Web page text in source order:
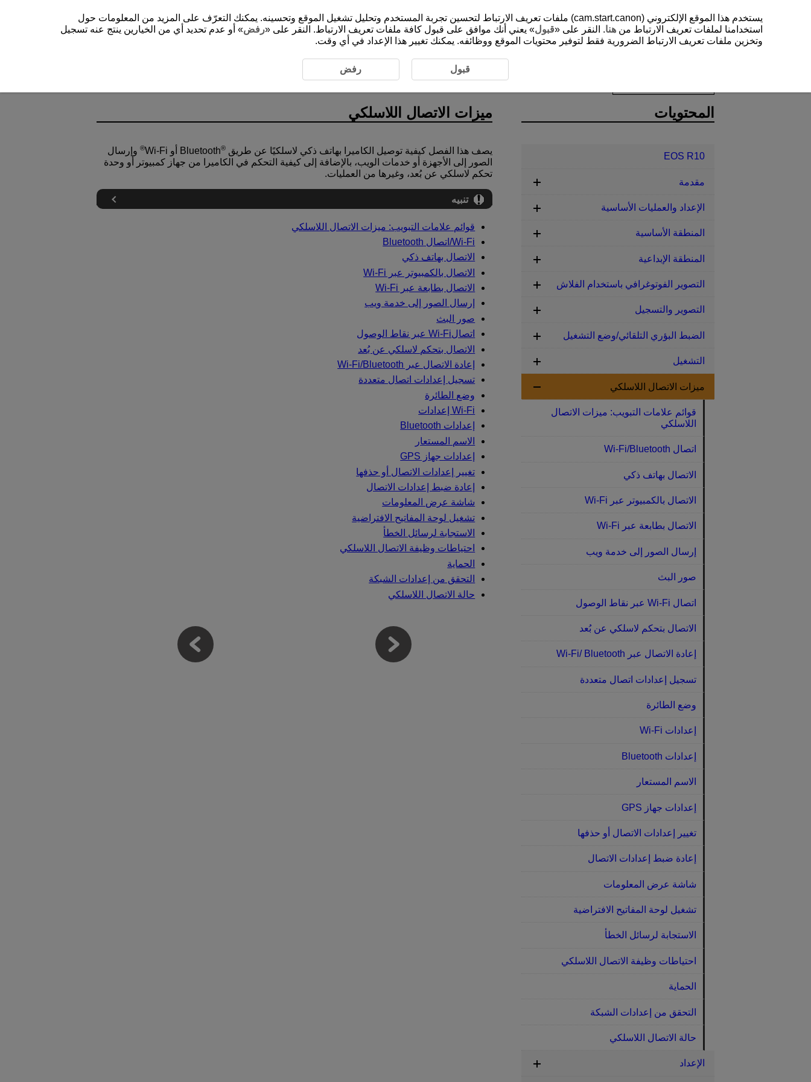
ميزات الاتصال اللاسلكي
يصف هذا الفصل كيفية توصيل الكاميرا بهاتف ذكي لاسلكيًا عن طريق Bluetooth ®
Wi-Fi
® وإرسال
الصور إلى الأجهزة أو خدمات الويب، بالإضافة إلى كيفية التحكم في الكاميرا من جهاز كمبيوتر أو وحدة
تحكم لاسلكي عن بُعد، وغيرها من العمليات.
تنبيه
قوائم علامات التبويب: ميزات الاتصال اللاسلكي
Wi-Fi/ اتصال Bluetooth
الاتصال بهاتف ذكي
الاتصال بالكمبيوتر عبر Wi-Fi
الاتصال بطابعة عبر Wi-Fi
إرسال الصور إلى خدمة ويب
صور البث
اتصالWi-Fiعبر نقاط الوصول
الاتصال بتحكم لاسلكي عن بُعد
إعادة الاتصال عبر
Wi-Fi/Bluetooth
تسجيل إعدادات اتصال متعددة
وضع الطائرة
Wi-Fiإعدادات
إعدادات Bluetooth
الاسم المستعار
إعدادات جهاز GPS
تغيير إعدادات الاتصال أو حذفها
إعادة ضبط إعدادات الاتصال
شاشة عرض المعلومات
تشغيل لوحة المفاتيح الافتراضية
الاستجابة لرسائل الخطأ
احتياطات وظيفة الاتصال اللاسلكي
الحماية
التحقق من إعدادات الشبكة
حالة الاتصال اللاسلكي
المحتويات
EOS R10
مقدمة
الإعداد والعمليات الأساسية
المنطقة الأساسية
المنطقة الإبداعية
التصوير الفوتوغرافي باستخدام الفلاش
التصوير والتسجيل
الضبط البؤري التلقائي/وضع التشغيل
التشغيل
ميزات الاتصال اللاسلكي
قوائم علامات التبويب: ميزات الاتصال
اللاسلكي
اتصال Wi-Fi/Bluetooth
الاتصال بهاتف ذكي
الاتصال بالكمبيوتر عبر Wi-Fi
الاتصال بطابعة عبر Wi-Fi
إرسال الصور إلى خدمة ويب
صور البث
اتصال Wi-Fi عبر نقاط الوصول
الاتصال بتحكم لاسلكي عن بُعد
إعادة الاتصال عبر Wi-Fi/ Bluetooth
تسجيل إعدادات اتصال متعددة
وضع الطائرة
إعدادات Wi-Fi
إعدادات Bluetooth
الاسم المستعار
إعدادات جهاز GPS
تغيير إعدادات الاتصال أو حذفها
إعادة ضبط إعدادات الاتصال
شاشة عرض المعلومات
تشغيل لوحة المفاتيح الافتراضية
الاستجابة لرسائل الخطأ
احتياطات وظيفة الاتصال اللاسلكي
الحماية
التحقق من إعدادات الشبكة
حالة الاتصال اللاسلكي
الإعداد
يستخدم هذا الموقع الإلكتروني (cam.start.canon) ملفات تعريف الارتباط لتحسين تجربة المستخدم وتحليل تشغيل الموقع وتحسينه. يمكنك التعرّف على المزيد من المعلومات حول
استخدامنا لملفات تعريف الارتباط من هنا. النقر على «قبول» يعني أنك موافق على قبول كافة ملفات تعريف الارتباط. النقر على «رفض» أو عدم تحديد أي من الخيارين ينتج عنه تسجيل
وتخزين ملفات تعريف الارتباط الضرورية فقط لتوفير محتويات الموقع ووظائفه. يمكنك تغيير هذا الإعداد في أي وقت.
قبول رفض